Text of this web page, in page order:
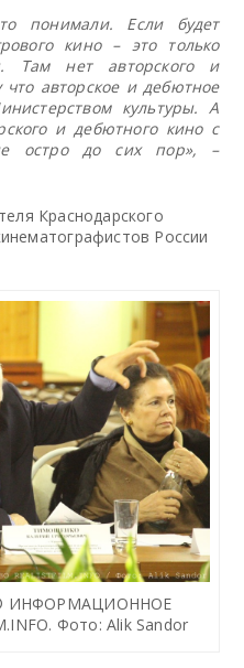
понимали. Если будет
кино – это только
Там нет авторского и
авторское и дебютное
культуры. А
и дебютного кино с
остро до сих пор», –
Краснодарского
России
ИНФОРМАЦИОННОЕ
Фото: Alik Sandor